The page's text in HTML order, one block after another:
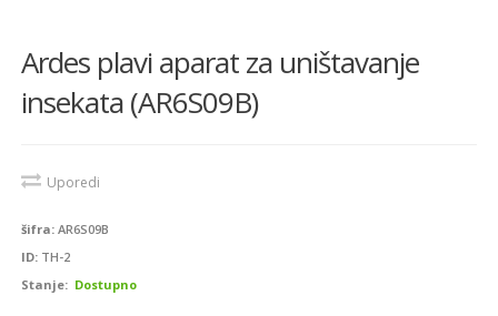
Ardes plavi aparat za uništavanje
insekata (AR6S09B)
Uporedi
šifra: AR6S09B
ID: TH-2
Stanje: Dostupno